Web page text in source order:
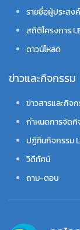
รายชื่อผู้ประส
สถิติโครงการ
ดาวน์โหลด
ข่าวและกิจกรรม
ข่าวสารและกิจ
กำหนดการจัดกิ
ปฏิทินกิจกรรม
วิดีทัศน์
ถาม-ตอบ